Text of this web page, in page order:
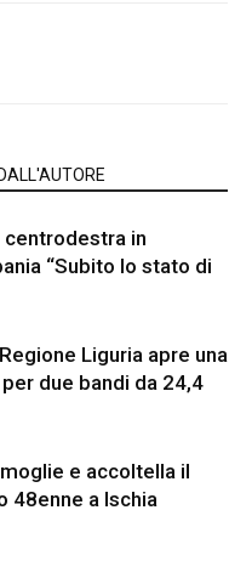
centrodestra in
“Subito lo stato di
Liguria apre una
due bandi da 24,4
e accoltella il
48enne a Ischia